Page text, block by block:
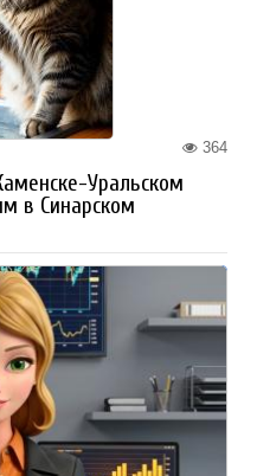
364
Уральском
в Синарском